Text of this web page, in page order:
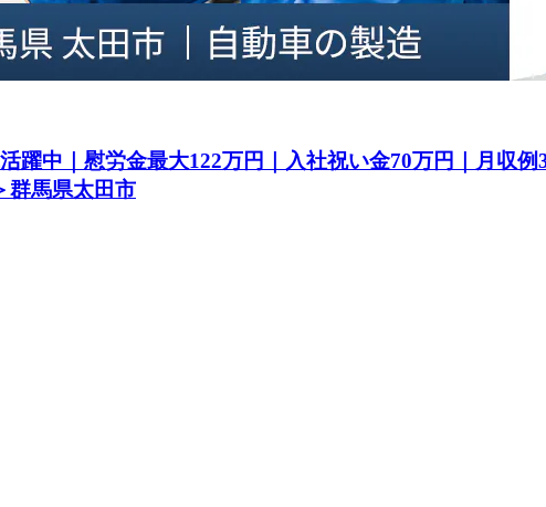
躍中｜慰労金最大122万円｜入社祝い金70万円｜月収
群馬県太田市